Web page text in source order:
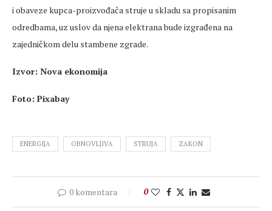
i obaveze kupca-proizvođača struje u skladu sa propisanim
odredbama, uz uslov da njena elektrana bude izgrađena na
zajedničkom delu stambene zgrade.
Izvor: Nova ekonomija
Foto: Pixabay
ENERGIJA OBNOVLJIVA STRUJA ZAKON
0 komentara 0